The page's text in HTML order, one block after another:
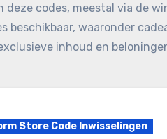
codes, meestal via de
waaronder
inhoud en
Store Code Inwisselingen